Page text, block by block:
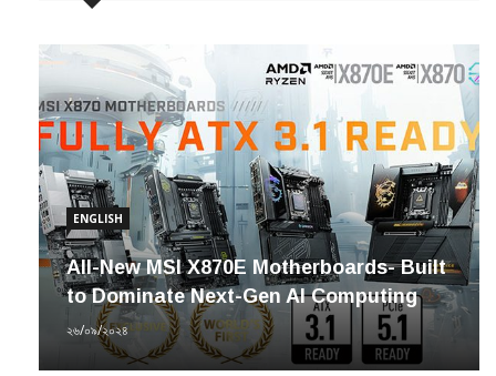
ENGLISH
All-New MSI X870E Motherboards- Built
to Dominate Next-Gen AI Computing
২৬/০৯/২০২৪